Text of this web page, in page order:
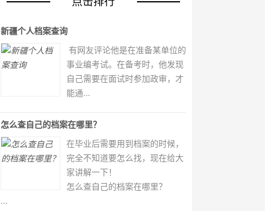
新疆个人档案查询
有网友评论他是在准备某单位的
事业编考试。在备考时，他发现
自己需要在面试时参加政审，才
能通...
怎么查自己的档案在哪里？
在毕业后需要用到档案的时候，
完全不知道要怎么找，现在给大
家讲解一下！
怎么查自己的档案在哪里？
...